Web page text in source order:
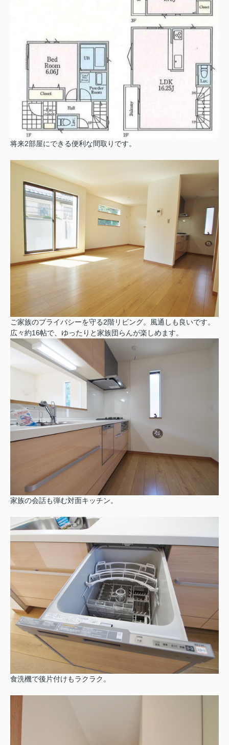
将来2部屋にできる便利な間取りです。
ご家族のプライバシーを守る2階リビング。風通しも良いです。
広々約16帖で、ゆったりと家族団らんが楽しめます。
家族の会話も弾む対面キッチン。
食洗機で後片付けもラクラク。